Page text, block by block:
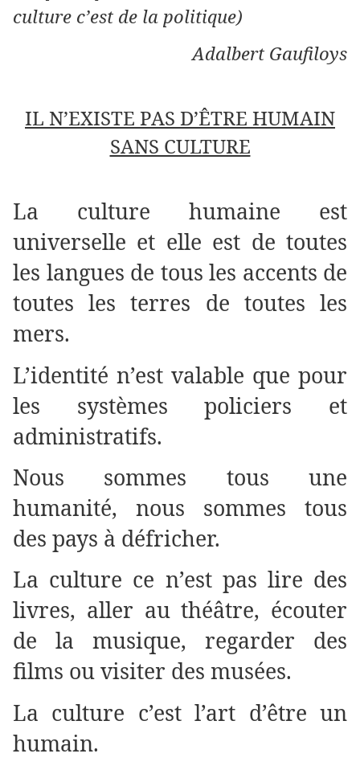
culture c’est de la politique)
Adalbert Gaufiloys
IL N’EXISTE PAS D’ÊTRE HUMAIN
SANS CULTURE
La culture humaine est
universelle et elle est de toutes
les langues de tous les accents de
toutes les terres de toutes les
mers.
L’identité n’est valable que pour
les systèmes policiers et
administratifs.
Nous sommes tous une
humanité, nous sommes tous
des pays à défricher.
La culture ce n’est pas lire des
livres, aller au théâtre, écouter
de la musique, regarder des
films ou visiter des musées.
La culture c’est l’art d’être un
humain.